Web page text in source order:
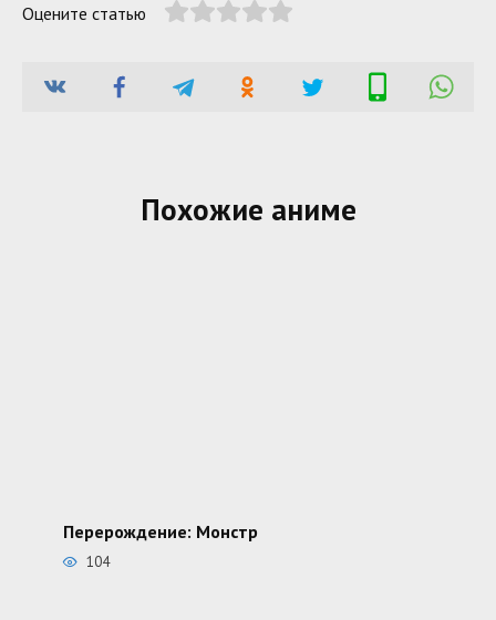
Оцените статью
Похожие аниме
Перерождение: Монстр
104